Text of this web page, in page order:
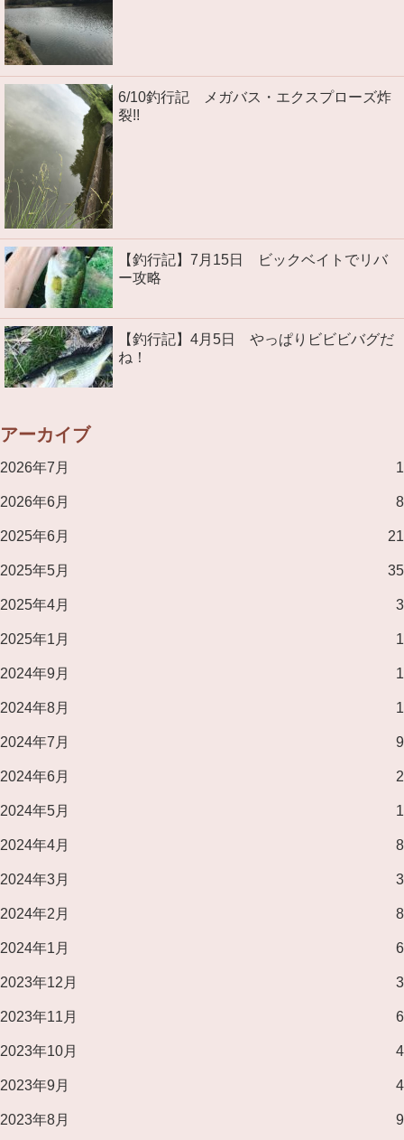
6/10釣行記 メガバス・エクスプローズ炸
裂!!
【釣行記】7月15日 ビックベイトでリバ
ー攻略
【釣行記】4月5日 やっぱりビビビバグだ
ね！
アーカイブ
2026年7月 1
2026年6月 8
2025年6月 21
2025年5月 35
2025年4月 3
2025年1月 1
2024年9月 1
2024年8月 1
2024年7月 9
2024年6月 2
2024年5月 1
2024年4月 8
2024年3月 3
2024年2月 8
2024年1月 6
2023年12月 3
2023年11月 6
2023年10月 4
2023年9月 4
2023年8月 9